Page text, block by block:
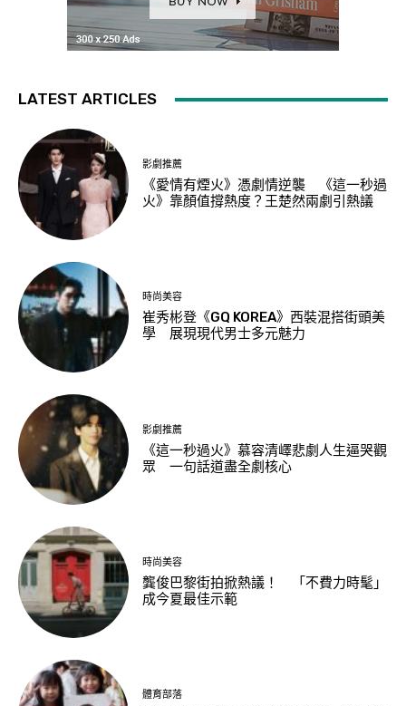
LATEST ARTICLES
影劇推薦
《愛情有煙火》憑劇情逆襲 《這一秒過
火》靠顏值撐熱度？王楚然兩劇引熱議
時尚美容
崔秀彬登《GQ KOREA》西裝混搭街頭美
學 展現現代男士多元魅力
影劇推薦
《這一秒過火》慕容清嶧悲劇人生逼哭觀
眾 一句話道盡全劇核心
時尚美容
龔俊巴黎街拍掀熱議！ 「不費力時髦」
成今夏最佳示範
體育部落